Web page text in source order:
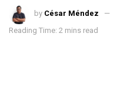
by César Méndez
Reading Time: 2 mins read